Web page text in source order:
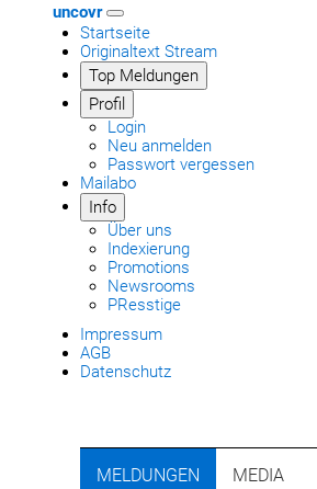
uncovr
Startseite
Originaltext Stream
Top Meldungen
Profil
Login
Neu anmelden
Passwort vergessen
Mailabo
Info
Über uns
Indexierung
Promotions
Newsrooms
PResstige
Impressum
AGB
Datenschutz
MELDUNGEN MEDIA